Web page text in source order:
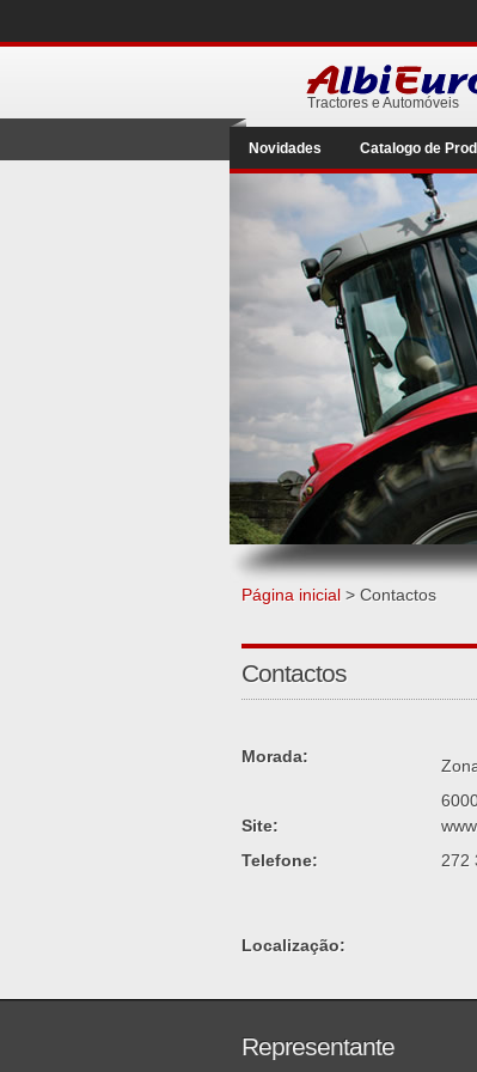
Tractores e Automóveis
Novidades Catalogo de
Página inicial > Contactos
Contactos
Morada:
Site:
Telefone:
272
Localização:
Representante